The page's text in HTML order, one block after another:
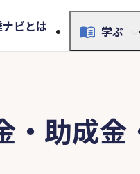
ビとは 学ぶ
・助成金